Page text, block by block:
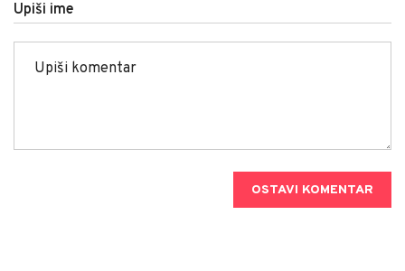
Upiši ime
OSTAVI KOMENTAR